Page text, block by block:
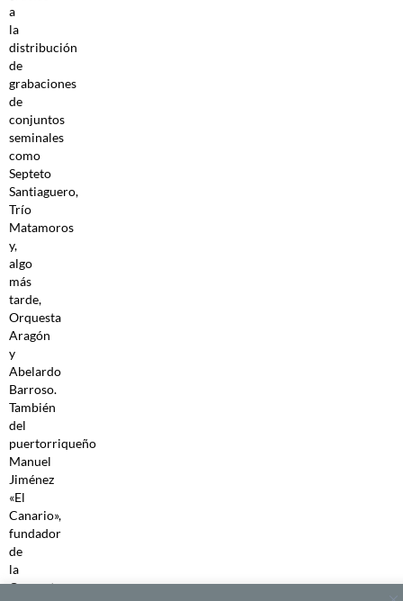
a
la
distribución
de
grabaciones
de
conjuntos
seminales
como
Septeto
Santiaguero,
Trío
Matamoros
y,
algo
más
tarde,
Orquesta
Aragón
y
Abelardo
Barroso.
También
del
puertorriqueño
Manuel
Jiménez
«El
Canario»,
fundador
de
la
Orquesta